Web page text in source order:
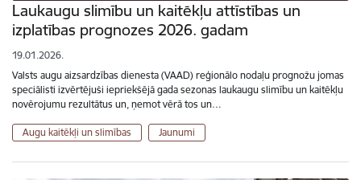
Laukaugu slimību un kaitēkļu attīstības un
izplatības prognozes 2026. gadam
19.01.2026.
Valsts augu aizsardzības dienesta (VAAD) reģionālo nodaļu prognožu jomas
speciālisti izvērtējuši iepriekšējā gada sezonas laukaugu slimību un kaitēkļu
novērojumu rezultātus un, ņemot vērā tos un…
Augu kaitēkļi un slimības Jaunumi